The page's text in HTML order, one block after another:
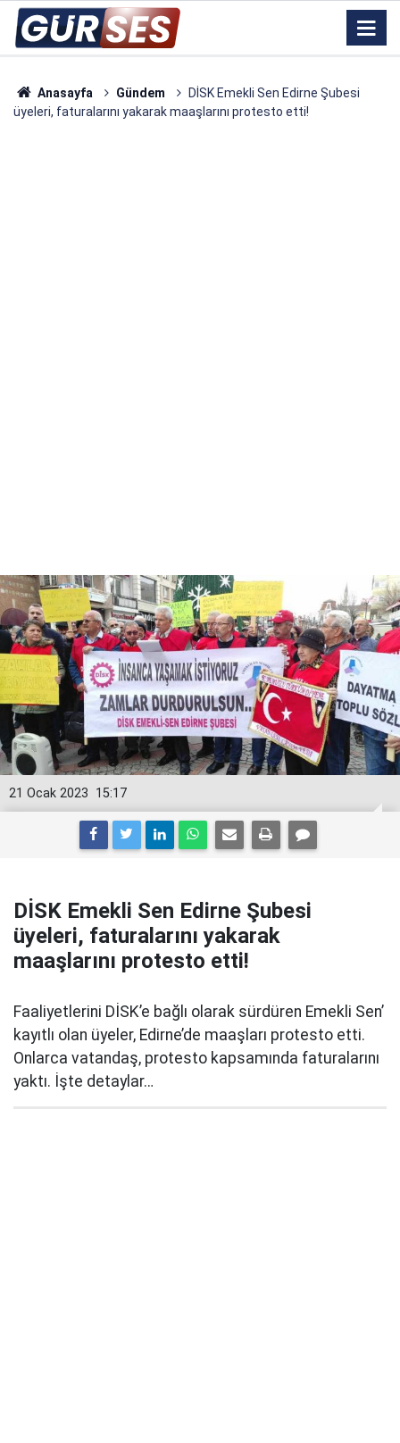
Anasayfa Gündem
DİSK Emekli Sen Edirne Şubesi
üyeleri, faturalarını yakarak maaşlarını protesto etti!
15:17
21 Ocak 2023
DİSK Emekli Sen Edirne Şubesi
üyeleri, faturalarını yakarak
maaşlarını protesto etti!
Faaliyetlerini DİSK’e bağlı olarak sürdüren Emekli Sen’
kayıtlı olan üyeler, Edirne’de maaşları protesto etti.
Onlarca vatandaş, protesto kapsamında faturalarını
yaktı. İşte detaylar…